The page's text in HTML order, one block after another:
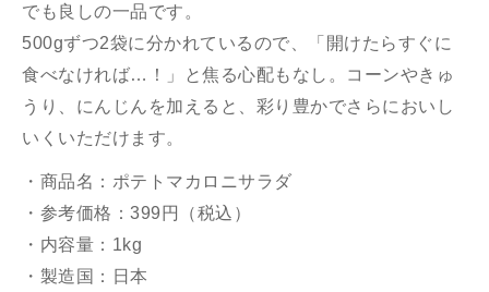
でも良しの一品です。
500gずつ2袋に分かれているので、「開けたらすぐに
食べなければ…！」と焦る心配もなし。コーンやきゅ
うり、にんじんを加えると、彩り豊かでさらにおいし
いくいただけます。
・商品名：ポテトマカロニサラダ
・参考価格：399円（税込）
・内容量：1kg
・製造国：日本